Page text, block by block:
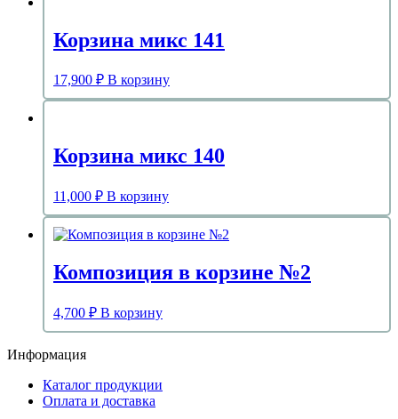
Корзина микс 141
17,900 ₽ В корзину
Корзина микс 140
11,000 ₽ В корзину
Композиция в корзине №2
4,700 ₽ В корзину
Информация
Каталог продукции
Оплата и доставка